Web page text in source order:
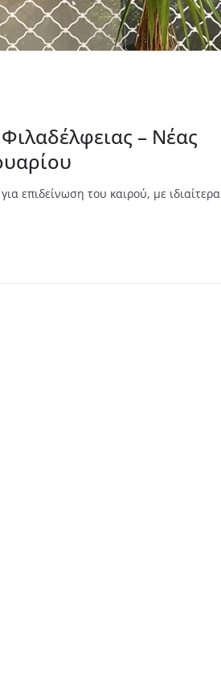
– Νέας
επιδείνωση του καιρού, με ιδιαίτερα